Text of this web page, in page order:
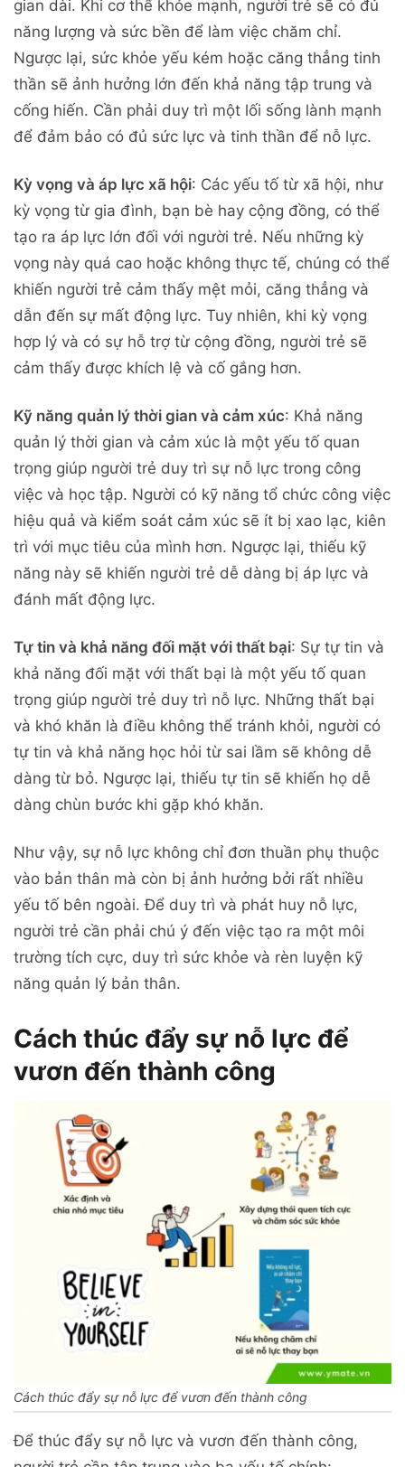
gian dài. Khi cơ thể khỏe mạnh, người trẻ sẽ có đủ
năng lượng và sức bền để làm việc chăm chỉ.
Ngược lại, sức khỏe yếu kém hoặc căng thẳng tinh
thần sẽ ảnh hưởng lớn đến khả năng tập trung và
cống hiến. Cần phải duy trì một lối sống lành mạnh
để đảm bảo có đủ sức lực và tinh thần để nỗ lực.
Kỳ vọng và áp lực xã hội: Các yếu tố từ xã hội, như
kỳ vọng từ gia đình, bạn bè hay cộng đồng, có thể
tạo ra áp lực lớn đối với người trẻ. Nếu những kỳ
vọng này quá cao hoặc không thực tế, chúng có thể
khiến người trẻ cảm thấy mệt mỏi, căng thẳng và
dẫn đến sự mất động lực. Tuy nhiên, khi kỳ vọng
hợp lý và có sự hỗ trợ từ cộng đồng, người trẻ sẽ
cảm thấy được khích lệ và cố gắng hơn.
Kỹ năng quản lý thời gian và cảm xúc: Khả năng
quản lý thời gian và cảm xúc là một yếu tố quan
trọng giúp người trẻ duy trì sự nỗ lực trong công
việc và học tập. Người có kỹ năng tổ chức công việc
hiệu quả và kiểm soát cảm xúc sẽ ít bị xao lạc, kiên
trì với mục tiêu của mình hơn. Ngược lại, thiếu kỹ
năng này sẽ khiến người trẻ dễ dàng bị áp lực và
đánh mất động lực.
Tự tin và khả năng đối mặt với thất bại: Sự tự tin và
khả năng đối mặt với thất bại là một yếu tố quan
trọng giúp người trẻ duy trì nỗ lực. Những thất bại
và khó khăn là điều không thể tránh khỏi, người có
tự tin và khả năng học hỏi từ sai lầm sẽ không dễ
dàng từ bỏ. Ngược lại, thiếu tự tin sẽ khiến họ dễ
dàng chùn bước khi gặp khó khăn.
Như vậy, sự nỗ lực không chỉ đơn thuần phụ thuộc
vào bản thân mà còn bị ảnh hưởng bởi rất nhiều
yếu tố bên ngoài. Để duy trì và phát huy nỗ lực,
người trẻ cần phải chú ý đến việc tạo ra một môi
trường tích cực, duy trì sức khỏe và rèn luyện kỹ
năng quản lý bản thân.
Cách thúc đẩy sự nỗ lực để
vươn đến thành công
Cách thúc đẩy sự nỗ lực để vươn đến thành công
Để thúc đẩy sự nỗ lực và vươn đến thành công,